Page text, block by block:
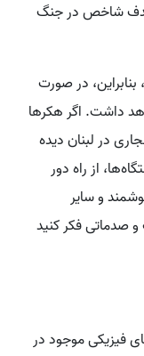
هدف شاخص در جنگ
در صورت
داشت. اگر هکرها
در لبنان دیده
از راه دور
و سایر
صدماتی فکر کنید
فیزیکی موجود در